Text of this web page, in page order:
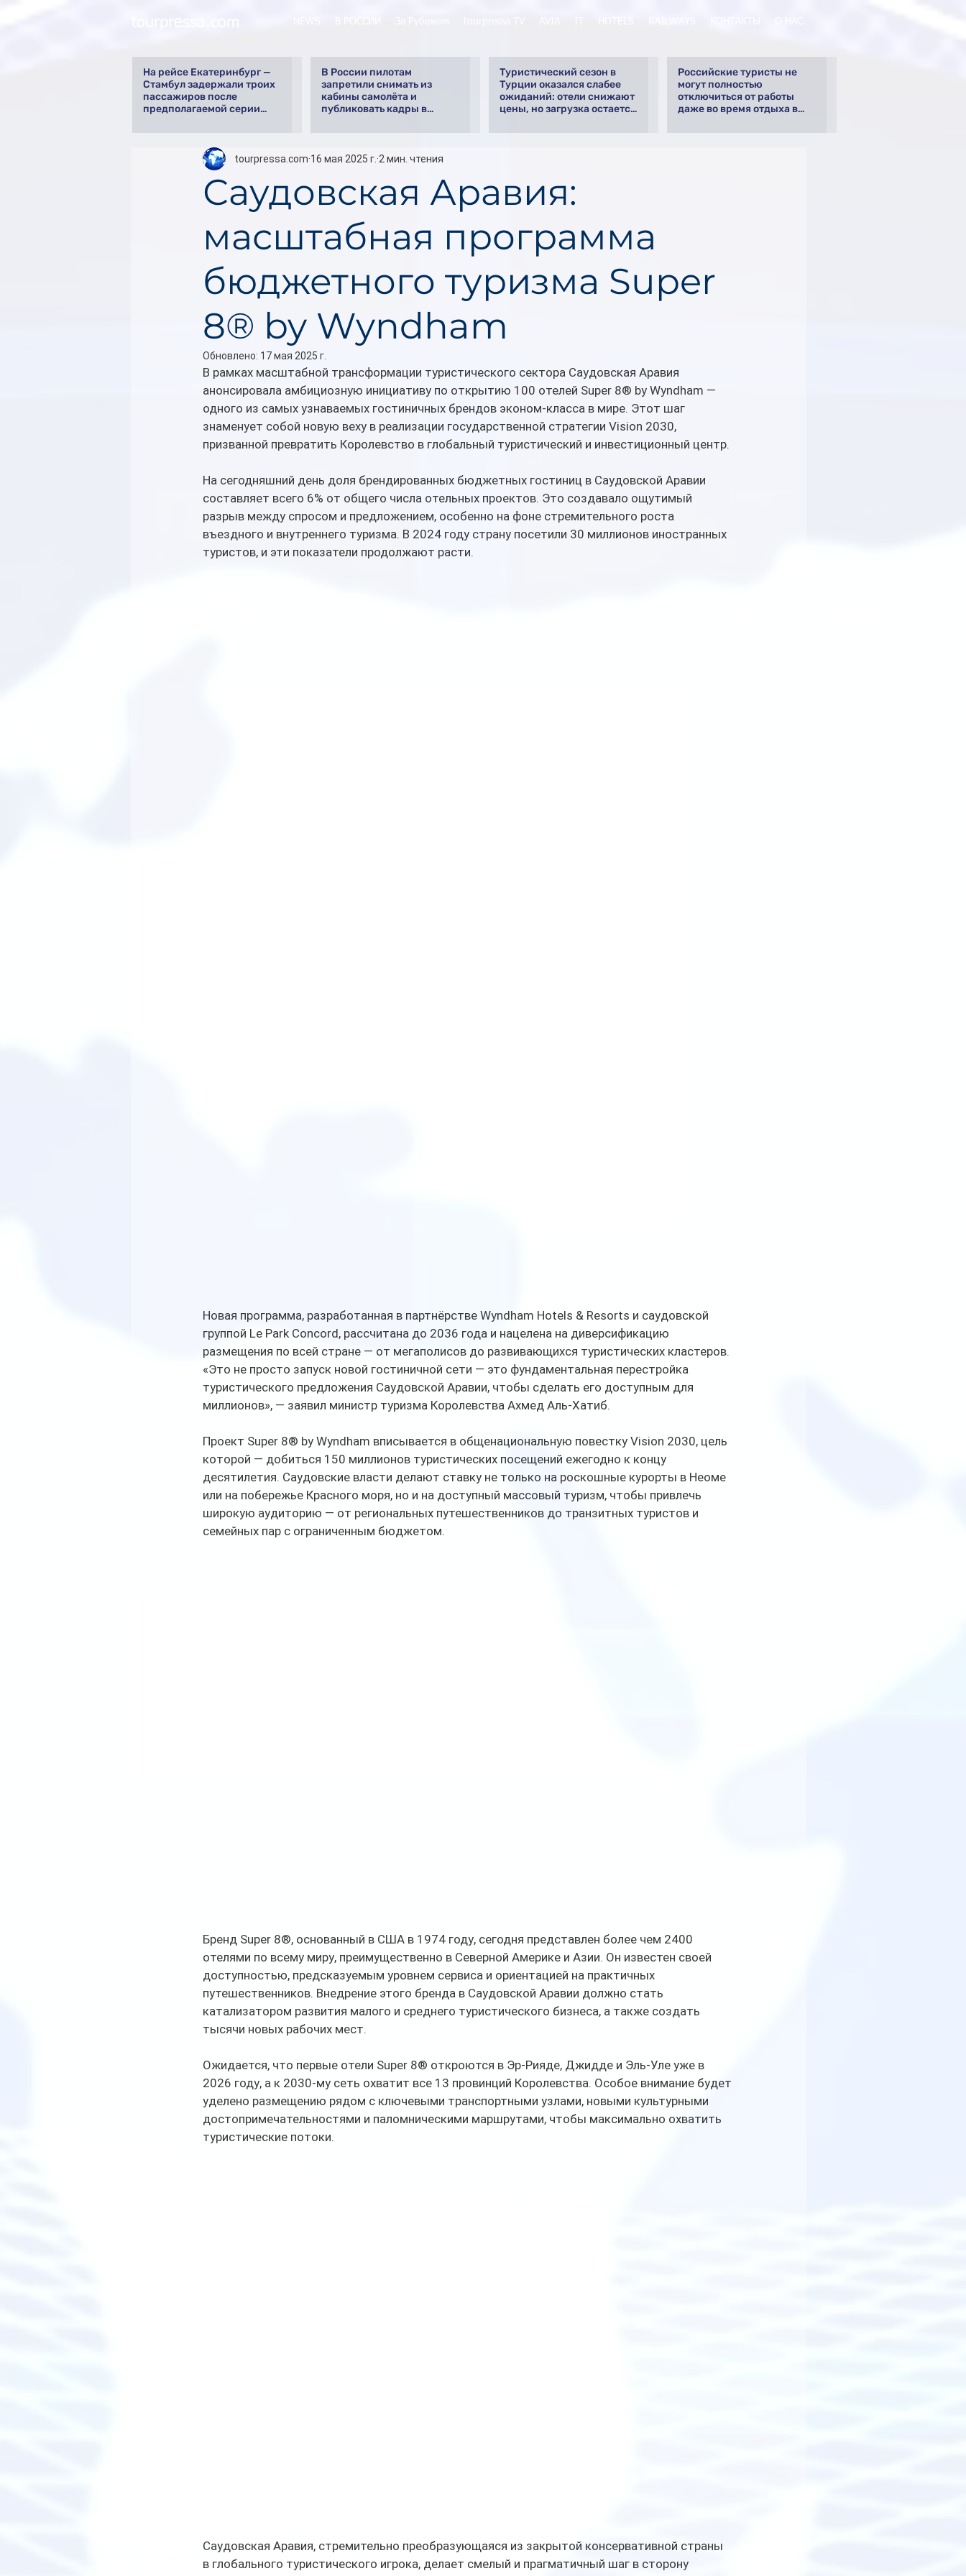
На рейсе Екатеринбург —
Стамбул задержали троих
пассажиров после
предполагаемой серии
В России пилотам
запретили снимать из
кабины самолёта и
публиковать кадры в
Туристический сезон в
Турции оказался слабее
ожиданий: отели снижают
цены, но загрузка остается
Российские туристы не
могут полностью
отключиться от работы
даже во время отдыха в
Саудовская Аравия:
масштабная программа
бюджетного туризма Super
8® by Wyndham
tourpressa.com 16 мая 2025 г. 2 мин. чтения
Обновлено: 17 мая 2025 г.
В рамках масштабной трансформации туристического сектора Саудовская Аравия
анонсировала амбициозную инициативу по открытию 100 отелей Super 8® by Wyndham —
одного из самых узнаваемых гостиничных брендов эконом-класса в мире. Этот шаг
знаменует собой новую веху в реализации государственной стратегии Vision 2030,
призванной превратить Королевство в глобальный туристический и инвестиционный центр.
На сегодняшний день доля брендированных бюджетных гостиниц в Саудовской Аравии
составляет всего 6% от общего числа отельных проектов. Это создавало ощутимый
разрыв между спросом и предложением, особенно на фоне стремительного роста
въездного и внутреннего туризма. В 2024 году страну посетили 30 миллионов иностранных
туристов, и эти показатели продолжают расти.
Новая программа, разработанная в партнёрстве Wyndham Hotels & Resorts и саудовской
группой Le Park Concord, рассчитана до 2036 года и нацелена на диверсификацию
размещения по всей стране — от мегаполисов до развивающихся туристических кластеров.
«Это не просто запуск новой гостиничной сети — это фундаментальная перестройка
туристического предложения Саудовской Аравии, чтобы сделать его доступным для
миллионов», — заявил министр туризма Королевства Ахмед Аль-Хатиб.
Проект Super 8® by Wyndham вписывается в общенациональную повестку Vision 2030, цель
которой — добиться 150 миллионов туристических посещений ежегодно к концу
десятилетия. Саудовские власти делают ставку не только на роскошные курорты в Неоме
или на побережье Красного моря, но и на доступный массовый туризм, чтобы привлечь
широкую аудиторию — от региональных путешественников до транзитных туристов и
семейных пар с ограниченным бюджетом.
Бренд Super 8®, основанный в США в 1974 году, сегодня представлен более чем 2400
отелями по всему миру, преимущественно в Северной Америке и Азии. Он известен своей
доступностью, предсказуемым уровнем сервиса и ориентацией на практичных
путешественников. Внедрение этого бренда в Саудовской Аравии должно стать
катализатором развития малого и среднего туристического бизнеса, а также создать
тысячи новых рабочих мест.
Ожидается, что первые отели Super 8® откроются в Эр-Рияде, Джидде и Эль-Уле уже в
2026 году, а к 2030-му сеть охватит все 13 провинций Королевства. Особое внимание будет
уделено размещению рядом с ключевыми транспортными узлами, новыми культурными
достопримечательностями и паломническими маршрутами, чтобы максимально охватить
туристические потоки.
Саудовская Аравия, стремительно преобразующаяся из закрытой консервативной страны
в глобального туристического игрока, делает смелый и прагматичный шаг в сторону